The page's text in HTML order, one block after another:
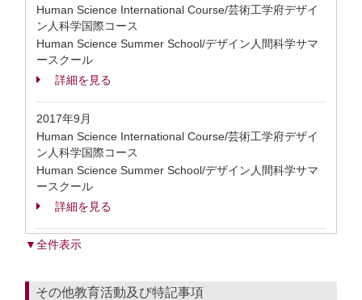
Human Science International Course/芸術工学府デザイ
ン人科学国際コース
Human Science Summer School/デザイン人間科学サマ
ースクール
詳細を見る
2017年9月
Human Science International Course/芸術工学府デザイ
ン人科学国際コース
Human Science Summer School/デザイン人間科学サマ
ースクール
詳細を見る
▼全件表示
その他教育活動及び特記事項